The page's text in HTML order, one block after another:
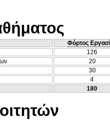
Φόρτος
126
20
30
4
180